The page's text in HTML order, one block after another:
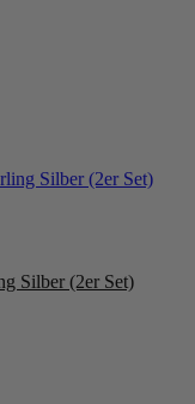
Silber (2er Set)